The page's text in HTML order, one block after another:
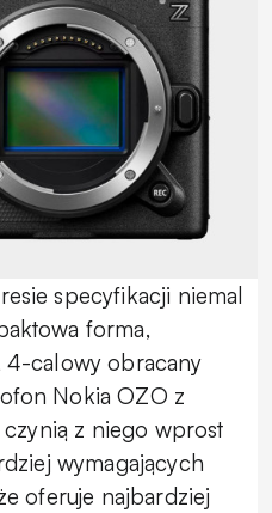
specyfikacji niemal
forma,
4-calowy obracany
Nokia OZO z
z niego wprost
wymagających
oferuje najbardziej